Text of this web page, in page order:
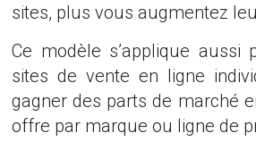
sites, plus vous augmentez
Ce modèle s’applique aussi
sites de vente en ligne
gagner des parts de marché
offre par marque ou ligne de